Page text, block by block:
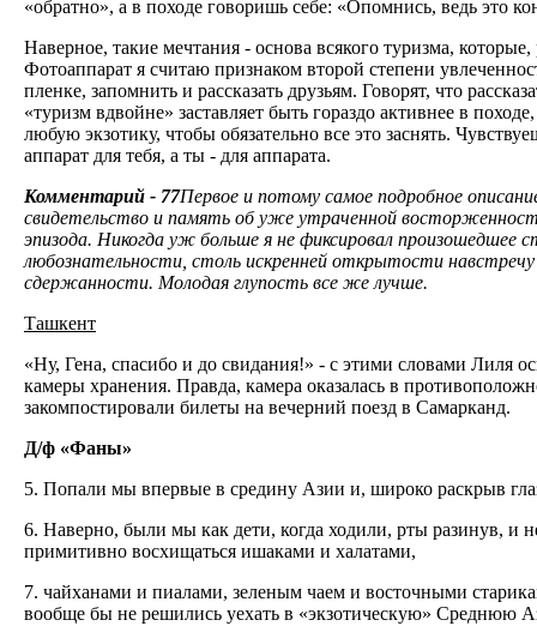
«обратно», а в походе говоришь себе: «Опомнись, ведь это
Наверное, такие мечтания - основа всякого туризма,
Фотоаппарат я считаю признаком второй степени
пленке, запомнить и рассказать друзьям. Говорят, что
«туризм вдвойне» заставляет быть гораздо активнее в
любую экзотику, чтобы обязательно все это заснять.
аппарат для тебя, а ты - для аппарата.
Комментарий - 77Первое и потому самое подробное
свидетельство и память об уже утраченной
эпизода. Никогда уж больше я не фиксировал произошедшее
любознательности, столь искренней открытости
сдержанности. Молодая глупость все же лучше.
Ташкент
«Ну, Гена, спасибо и до свидания!» - с этими словами Лиля
камеры хранения. Правда, камера оказалась в
закомпостировали билеты на вечерний поезд в Самарканд.
Д/ф «Фаны»
5. Попали мы впервые в средину Азии и, широко раскрыв
6. Наверно, были мы как дети, когда ходили, рты разинув, и
примитивно восхищаться ишаками и халатами,
7. чайханами и пиалами, зеленым чаем и восточными
вообще бы не решились уехать в «экзотическую» Среднюю